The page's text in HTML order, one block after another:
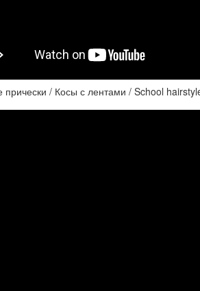
/ Косы с лентами / School